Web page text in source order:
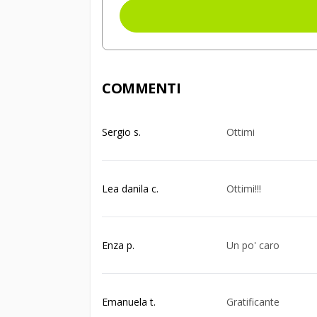
COMMENTI
Sergio s. Ottimi
Lea danila c. Ottimi!!!
Enza p. Un po' caro
Emanuela t. Gratificante